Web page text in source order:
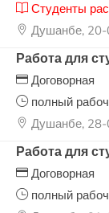
Студенты
Душанбе,
Работа для
Договорная
полный
Душанбе,
Работа для
Договорная
полный